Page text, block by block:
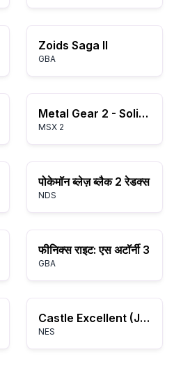
Zoids Saga II
GBA
Metal Gear 2 - Solid Snake
MSX 2
पोकेमॉन ब्लेज़ ब्लैक 2 रेडक्स
NDS
फीनिक्स राइट: एस अटॉर्नी 3
GBA
Castle Excellent (Japan)
NES